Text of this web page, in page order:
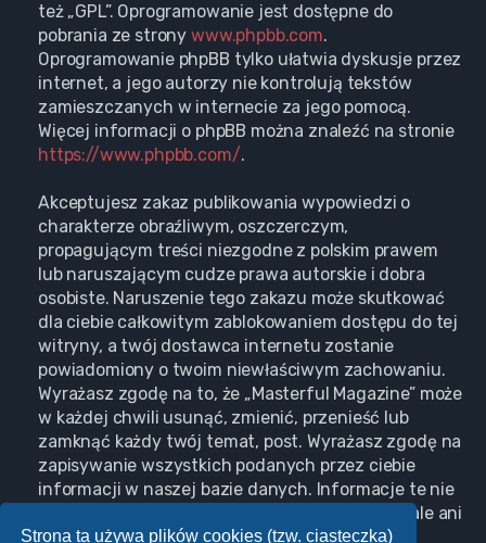
Strona ta używa plików cookies (tzw. ciasteczka)
też „GPL”. Oprogramowanie jest dostępne do
pobrania ze strony www.phpbb.com.
Oprogramowanie phpBB tylko ułatwia dyskusje przez
internet, a jego autorzy nie kontrolują tekstów
zamieszczanych w internecie za jego pomocą.
Więcej informacji o phpBB można znaleźć na stronie
https://www.phpbb.com/.
Akceptujesz zakaz publikowania wypowiedzi o
charakterze obraźliwym, oszczerczym,
propagującym treści niezgodne z polskim prawem
lub naruszającym cudze prawa autorskie i dobra
osobiste. Naruszenie tego zakazu może skutkować
dla ciebie całkowitym zablokowaniem dostępu do tej
witryny, a twój dostawca internetu zostanie
powiadomiony o twoim niewłaściwym zachowaniu.
Wyrażasz zgodę na to, że „Masterful Magazine” może
w każdej chwili usunąć, zmienić, przenieść lub
zamknąć każdy twój temat, post. Wyrażasz zgodę na
zapisywanie wszystkich podanych przez ciebie
informacji w naszej bazie danych. Informacje te nie
będą przekazywane nikomu bez twojej zgody, ale ani
„Masterful Magazine”, ani phpBB nie ponosi